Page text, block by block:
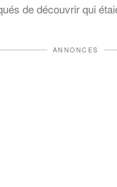
de découvrir qui
ANNONCES